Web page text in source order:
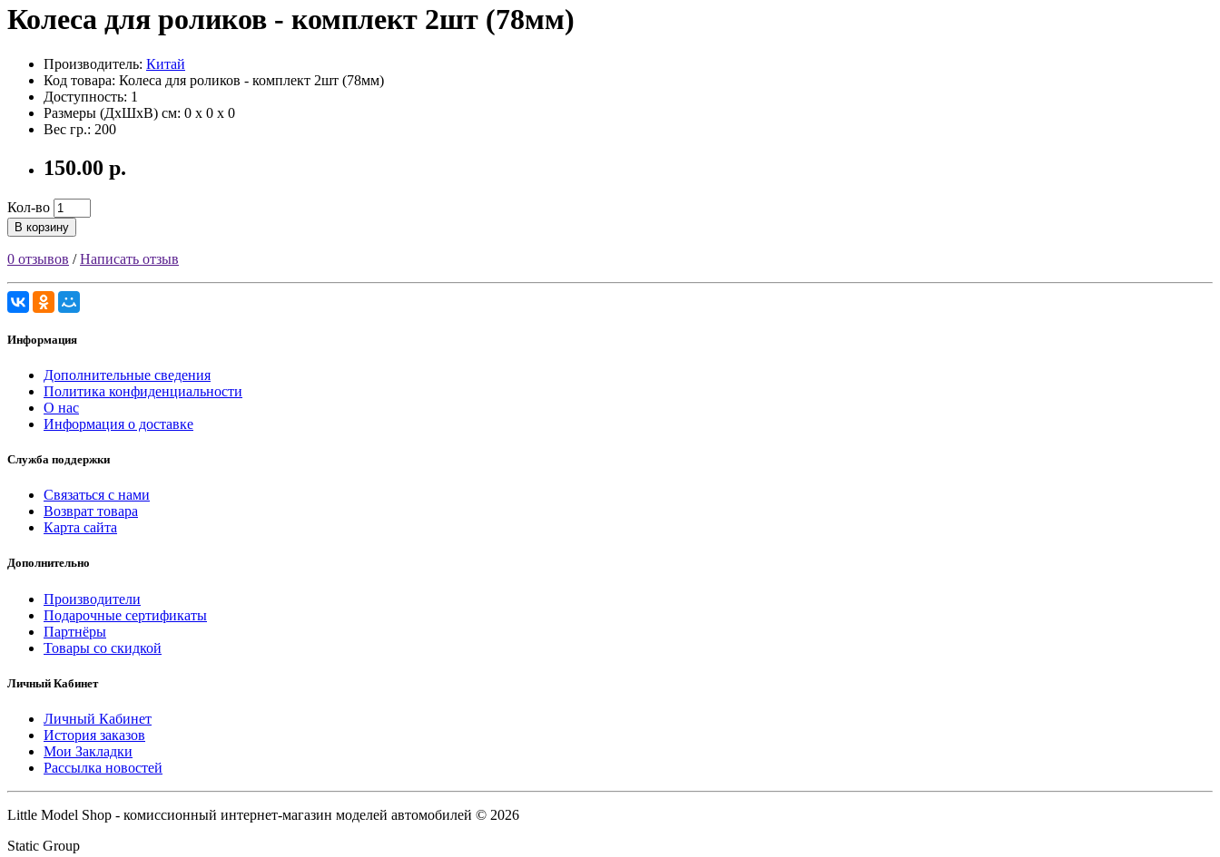
Колеса для роликов - комплект 2шт (78мм)
Производитель: Китай
Код товара: Колеса для роликов - комплект 2шт (78мм)
Доступность: 1
Размеры (ДxШxВ) см: 0 x 0 x 0
Вес гр.: 200
150.00 р.
Кол-во
В корзину
0 отзывов /Написать отзыв
Информация
Дополнительные сведения
Политика конфиденциальности
О нас
Информация о доставке
Служба поддержки
Связаться с нами
Возврат товара
Карта сайта
Дополнительно
Производители
Подарочные сертификаты
Партнёры
Товары со скидкой
Личный Кабинет
Личный Кабинет
История заказов
Мои Закладки
Рассылка новостей
Little Model Shop - комиссионный интернет-магазин моделей автомобилей © 2026
Static Group